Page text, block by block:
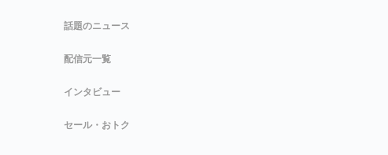
話題のニュース
配信元一覧
インタビュー
セール・おトク